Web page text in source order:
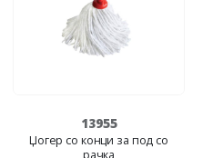
13955
Џогер со конци за под со
рачка